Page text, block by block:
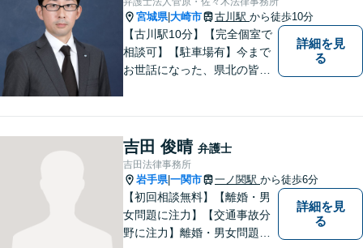
宮城県|大崎市 古川駅 から徒歩10分
【古川駅10分】【完全個室で
相談可】【駐車場有】今まで
お世話になった、県北の皆さ
ら、お気軽にお声がけくださ
い。
詳細を見
る
吉田 俊晴 弁護士
吉田法律事務所
岩手県|一関市 一ノ関駅 から徒歩6分
【初回相談無料】【離婚・男
女問題に注力】【交通事故分
野に注力】離婚・男女問題、
詳細を見
る